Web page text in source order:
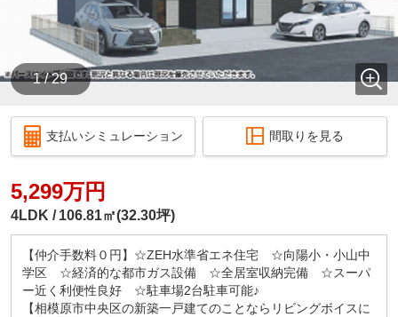
1 / 29
支払いシミュレーション 間取りを見る
5,299万円
4LDK 106.81㎡(32.30坪)
【仲介手数料０円】☆ZEH水準省エネ住宅 ☆向陽小・小山中
学区 ☆経済的な都市ガス設備 ☆全居室収納完備 ☆スーパ
ー近く利便性良好 ☆駐車場2台駐車可能♪
【相模原市中央区の新築一戸建てのことならリビングボイスに